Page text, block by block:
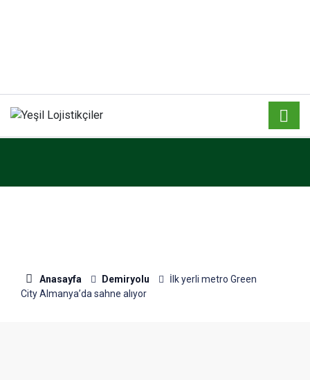
Anasayfa Demiryolu
İlk yerli metro Green
City Almanya’da sahne alıyor